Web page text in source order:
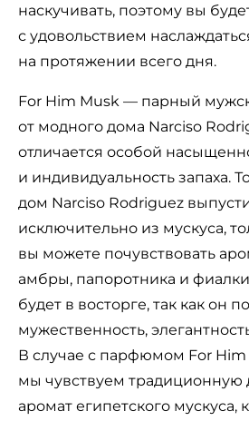
наскучивать, поэтому вы
с удовольствием
на протяжении всего дня.
For Him Musk — парный
от модного дома Narciso
отличается особой
и индивидуальность запаха.
дом Narciso Rodriguez
исключительно из мускуса,
вы можете почувствовать
амбры, папоротника и
будет в восторге, так как он
мужественность,
В случае с парфюмом For Him
мы чувствуем
аромат египетского мускуса,